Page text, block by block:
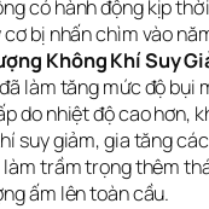
có hành động kịp
bị nhấn chìm vào
Không Khí Suy
làm tăng mức độ bụi
do nhiệt độ cao hơn,
suy giảm, gia tăng
làm trầm trọng thêm
ấm lên toàn cầu.